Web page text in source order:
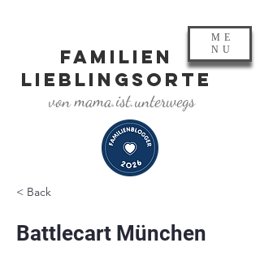
FAMILIEN
LIEBLINGSORTE
von mama.ist.unterwegs
ME
NU
< Back
Battlecart München